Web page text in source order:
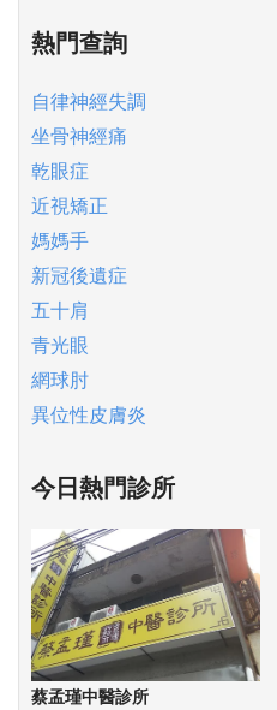
熱門查詢
自律神經失調
坐骨神經痛
乾眼症
近視矯正
媽媽手
新冠後遺症
五十肩
青光眼
網球肘
異位性皮膚炎
今日熱門診所
蔡孟瑾中醫診所